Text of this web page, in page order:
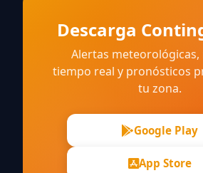
Descarga
Alertas meteorológicas,
tiempo real y pronósticos
tu zona.
Google Play
App Store